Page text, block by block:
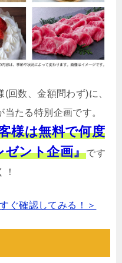
回数、金額問わず)に、
たる特別企画です。
様は無料で何度
ゼント企画』です
ぐ確認してみる！＞